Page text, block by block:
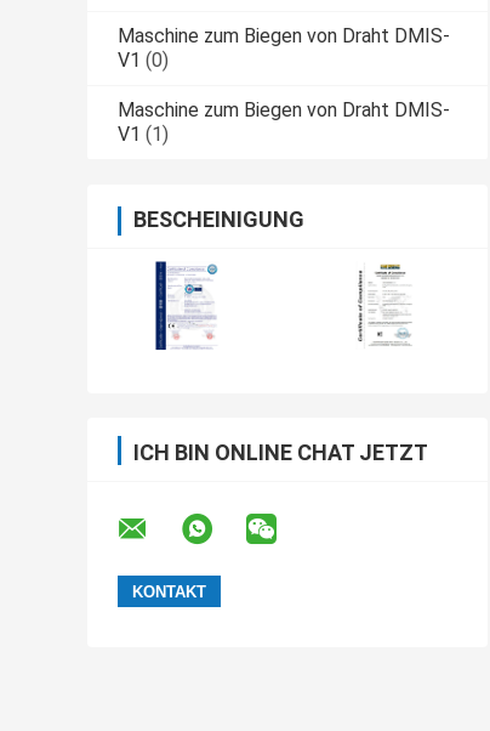
Maschine zum Biegen von Draht DMIS-
V1 (0)
Maschine zum Biegen von Draht DMIS-
V1 (1)
BESCHEINIGUNG
ICH BIN ONLINE CHAT JETZT